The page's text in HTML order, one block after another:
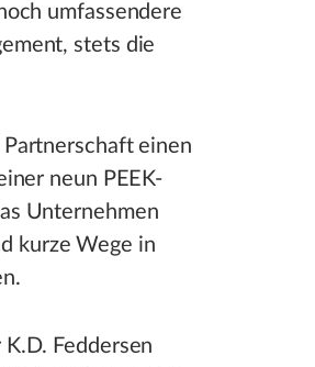
umfassendere
stets die
einen
neun PEEK-
Unternehmen
kurze Wege in
Feddersen